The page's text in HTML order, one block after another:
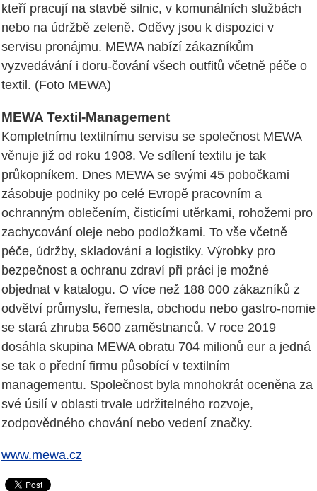
kteří pracují na stavbě silnic, v komunálních službách
nebo na údržbě zeleně. Oděvy jsou k dispozici v
servisu pronájmu. MEWA nabízí zákazníkům
vyzvedávání i doru-čování všech outfitů včetně péče o
textil. (Foto MEWA)
MEWA Textil-Management
Kompletnímu textilnímu servisu se společnost MEWA
věnuje již od roku 1908. Ve sdílení textilu je tak
průkopníkem. Dnes MEWA se svými 45 pobočkami
zásobuje podniky po celé Evropě pracovním a
ochranným oblečením, čisticími utěrkami, rohožemi pro
zachycování oleje nebo podložkami. To vše včetně
péče, údržby, skladování a logistiky. Výrobky pro
bezpečnost a ochranu zdraví při práci je možné
objednat v katalogu. O více než 188 000 zákazníků z
odvětví průmyslu, řemesla, obchodu nebo gastro-nomie
se stará zhruba 5600 zaměstnanců. V roce 2019
dosáhla skupina MEWA obratu 704 milionů eur a jedná
se tak o přední firmu působící v textilním
managementu. Společnost byla mnohokrát oceněna za
své úsilí v oblasti trvale udržitelného rozvoje,
zodpovědného chování nebo vedení značky.
www.mewa.cz